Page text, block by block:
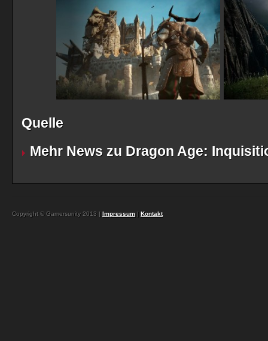
Quelle
Mehr News zu Dragon Age:
Copyright © Gamersunity 2013 | Impressum | Kontakt